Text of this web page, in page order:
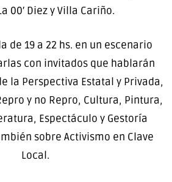
00′ Diez y Villa Cariño.
de 19 a 22 hs. en un escenario
con invitados que hablarán
la Perspectiva Estatal y Privada,
y no Repro, Cultura, Pintura,
Espectáculo y Gestoría
sobre Activismo en Clave
Local.